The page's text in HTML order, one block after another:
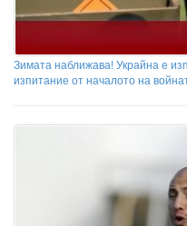
Зимата наближава! Украйна е
изпитание от началото на